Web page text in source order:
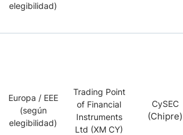
elegibilidad)
Europa / EEE
(según
elegibilidad)
Trading Point
of Financial
Instruments
Ltd (XM CY)
CySEC
(Chipre)